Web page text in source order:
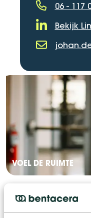
06 - 117
LinkedIn Profiel
Bekijk
VOEL DE RUIMTE